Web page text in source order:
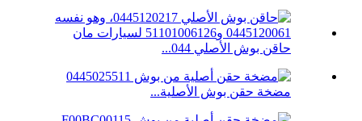
حاقن بوش الأصلي 044...
مضخة حقن بوش الأصلية...